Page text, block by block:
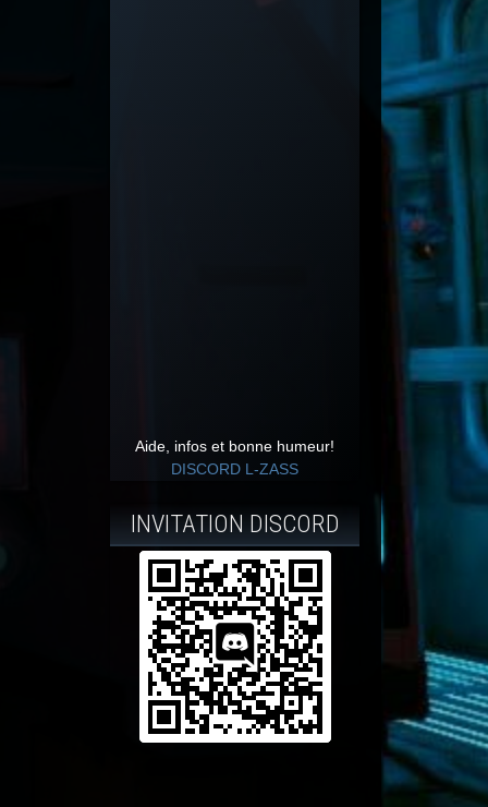
Aide, infos et bonne humeur!
DISCORD L-ZASS
INVITATION DISCORD